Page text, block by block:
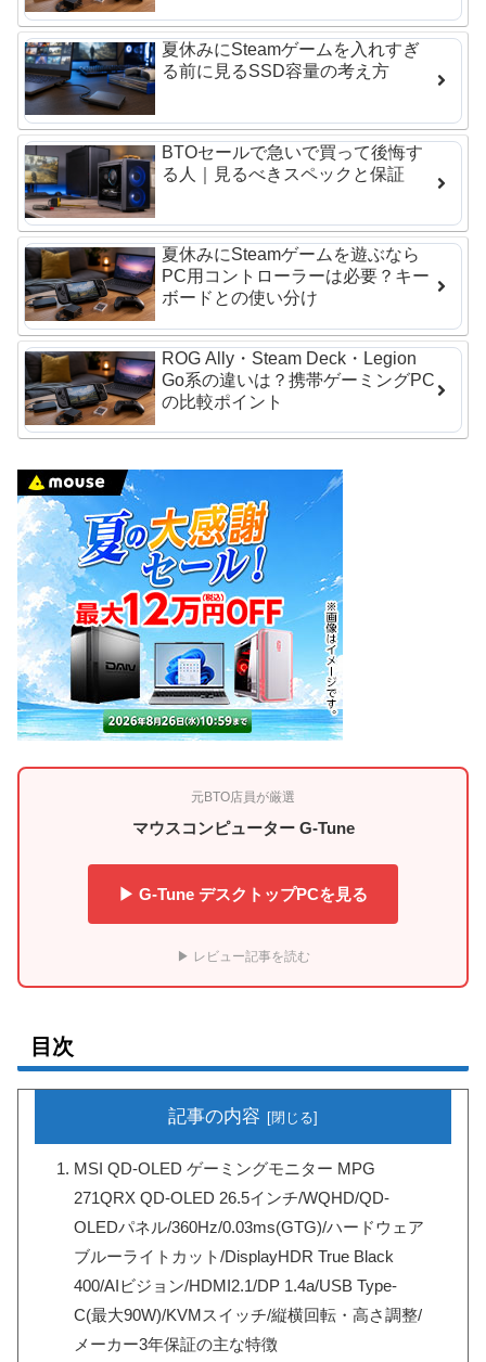
夏休みにSteamゲームを入れすぎ
る前に見るSSD容量の考え方
BTOセールで急いで買って後悔す
る人｜見るべきスペックと保証
夏休みにSteamゲームを遊ぶなら
PC用コントローラーは必要？キー
ボードとの使い分け
ROG Ally・Steam Deck・Legion
Go系の違いは？携帯ゲーミングPC
の比較ポイント
元BTO店員が厳選
マウスコンピューター G-Tune
▶ G-Tune デスクトップPCを見る
▶ レビュー記事を読む
目次
記事の内容
MSI QD-OLED ゲーミングモニター MPG
271QRX QD-OLED 26.5インチ/WQHD/QD-
OLEDパネル/360Hz/0.03ms(GTG)/ハードウェア
ブルーライトカット/DisplayHDR True Black
400/AIビジョン/HDMI2.1/DP 1.4a/USB Type-
C(最大90W)/KVMスイッチ/縦横回転・高さ調整/
メーカー3年保証の主な特徴